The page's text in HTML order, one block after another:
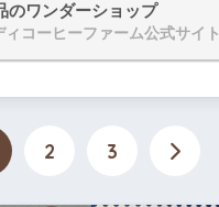
のワンダーショップ
ィコーヒーファーム公式サイト
2 3